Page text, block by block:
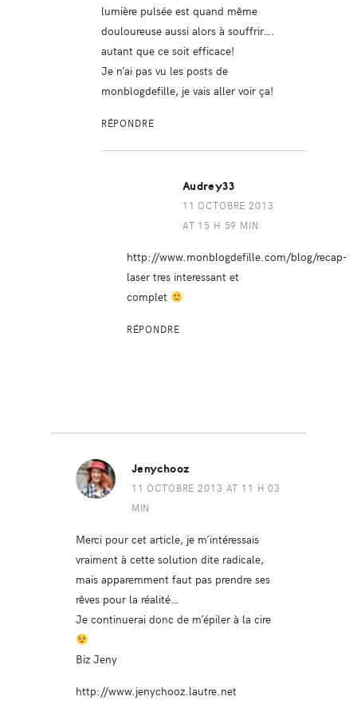
lumière pulsée est quand même
douloureuse aussi alors à souffrir….
autant que ce soit efficace!
Je n’ai pas vu les posts de
monblogdefille, je vais aller voir ça!
RÉPONDRE
Audrey33
11 OCTOBRE 2013
AT 15 H 59 MIN
http://www.monblogdefille.com/blog/recap-
lasertres interessant et
complet
RÉPONDRE
Jenychooz
11 OCTOBRE 2013 AT 11 H 03
MIN
Merci pour cet article, je m’intéressais
vraiment à cette solution dite radicale,
mais apparemment faut pas prendre ses
rêves pour la réalité…
Je continuerai donc de m’épiler à la cire
Biz Jeny
http://www.jenychooz.lautre.net